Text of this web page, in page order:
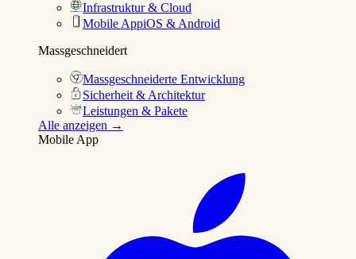
Infrastruktur & Cloud
Mobile AppiOS & Android
Massgeschneidert
Massgeschneiderte Entwicklung
Sicherheit & Architektur
Leistungen & Pakete
Alle anzeigen →
Mobile App